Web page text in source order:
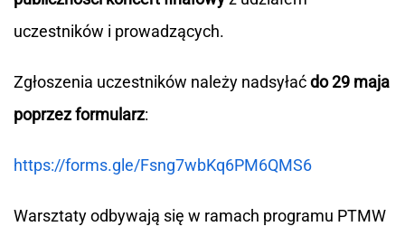
uczestników i prowadzących.
Zgłoszenia uczestników należy nadsyłaćdo 29 maja
poprzez formularz:
https://forms.gle/Fsng7wbKq6PM6QMS6
Warsztaty odbywają się w ramach programu PTMW